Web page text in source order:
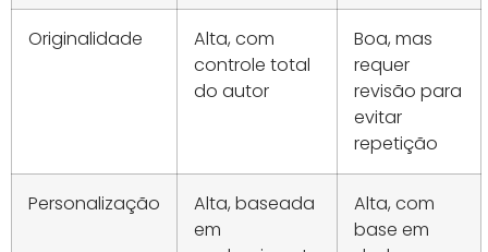
Originalidade
Alta, com
controle total
do autor
Boa, mas
requer
revisão para
evitar
repetição
Personalização
Alta, baseada
em
Alta, com
base em